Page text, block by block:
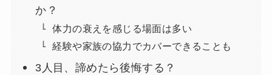
か？
体力の衰えを感じる場面は多い
経験や家族の協力でカバーできることも
3人目、諦めたら後悔する？